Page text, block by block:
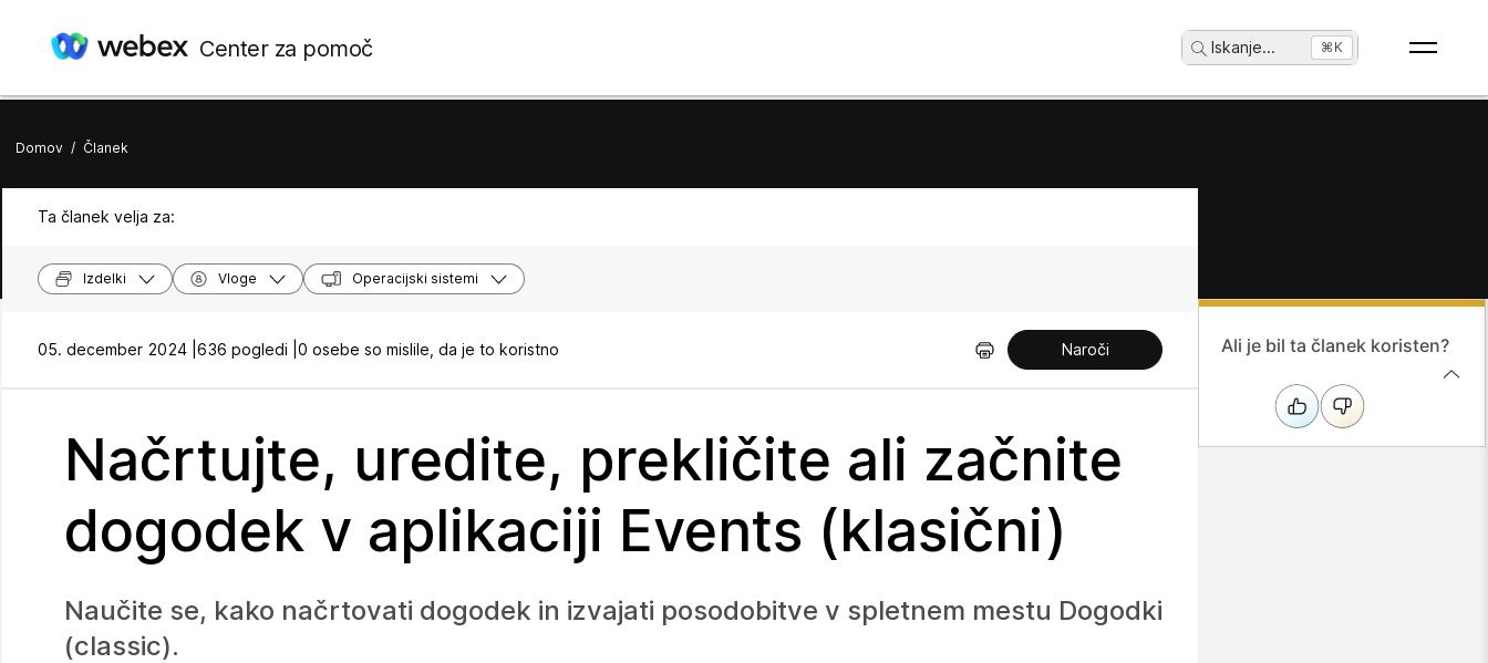
Center za pomoč Iskanje... ⌘K
Domov / Članek
Ta članek velja za:
Izdelki Vloge Operacijski sistemi
05. december 2024 | 636 pogledi | 0 osebe so mislile, da je to koristno Naroči
Načrtujte, uredite, prekličite ali začnite
dogodek v aplikaciji Events (klasični)
Naučite se, kako načrtovati dogodek in izvajati posodobitve v spletnem mestu Dogodki
(classic).
Ali je bil ta članek koristen?